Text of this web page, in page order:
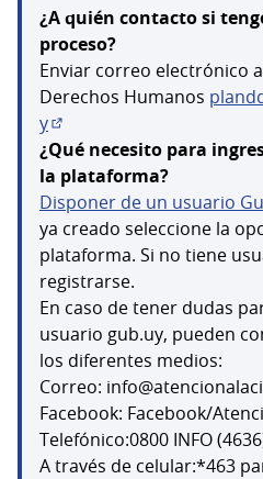
¿A quién contacto si
proceso?
Enviar correo electrónico
Derechos Humanos
y
(Abrir en una pestaña
¿Qué necesito para
la plataforma?
Disponer de un usuario
ya creado seleccione la
plataforma. Si no tiene
registrarse.
En caso de tener dudas
usuario gub.uy, pueden
los diferentes medios:
Correo:
Facebook: Facebook/
Telefónico:0800 INFO
A través de celular:*463